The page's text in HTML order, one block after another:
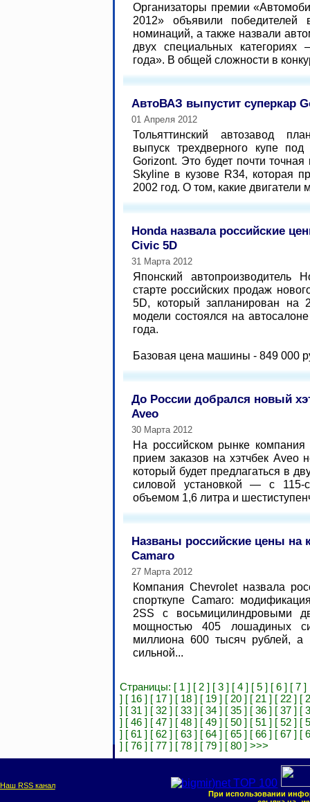
Организаторы премии
2012» объявили
номинаций, а также назвали
двух специальных
года». В общей сложности в
АвтоВАЗ выпустит суперкар
01 Апреля 2012
Тольяттинский автозавод
выпуск трехдверного купе
Gorizont. Это будет почти
Skyline в кузове R34, которая
2002 год. О том, какие двигатели
Honda назвала российские
Civic 5D
31 Марта 2012
Японский автопроизводитель
старте российских продаж
5D, который запланирован
модели состоялся на
года.
Базовая цена машины - 849 000
До России добрался новый
Aveo
30 Марта 2012
На российском рынке компания
прием заказов на хэтчбек Aveo
который будет предлагаться в
силовой установкой — с 115-
объемом 1,6 литра и
Названы российские цены на
Camaro
27 Марта 2012
Компания Chevrolet назвала
спорткупе Camaro:
2SS с восьмицилиндровыми
мощностью 405 лошадиных
миллиона 600 тысяч рублей, а
сильной...
Страницы: [ 1 ] [ 2 ] [ 3 ] [ 4 ] [ 5 ] [ 6 ] [ 7 ]
] [ 16 ] [ 17 ] [ 18 ] [ 19 ] [ 20 ] [ 21 ] [ 22 ] [
] [ 31 ] [ 32 ] [ 33 ] [ 34 ] [ 35 ] [ 36 ] [ 37 ] [
] [ 46 ] [ 47 ] [ 48 ] [ 49 ] [ 50 ] [ 51 ] [ 52 ] [
] [ 61 ] [ 62 ] [ 63 ] [ 64 ] [ 65 ] [ 66 ] [ 67 ] [
] [ 76 ] [ 77 ] [ 78 ] [ 79 ] [ 80 ] >>>
Наш RSS канал
При использовании